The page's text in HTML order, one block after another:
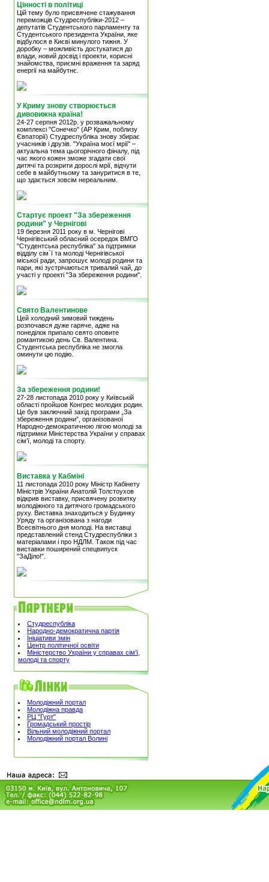
Цінності в політиці
Цій тему було присвячене стажування
переможців Студреспубліки-2012 –
депутатів Студентського парламенту та
Студентського президента України, яке
відбулося в Києві минулого тижня. У
доробку – можливість достукатися до
влади, новий досвід і проекти, корисні
знайомства, приємні враження та заряд
енергії на майбутнє.
У Криму знову створюється
дивовижна країна!
24-27 серпня 2012р. у розважальному
комплексі "Сонечко" (АР Крим, поблизу
Євпаторії) Студреспубліка знову збирає
учасників і друзів. "Україна моєї мрії" –
актуальна тема цьогорічного фіналу, під
час якого кожен зможе згадати свої
дитячі та розкрити дорослі мрії, відчути
себе в майбутньому та зануритися в те,
що здається зовсім нереальним.
Стартує проект "За збереження
родини" у Чернігові
19 березня 2011 року в м. Чернігові
Чернігівський обласний осередок ВМГО
"Студентська республіка" за підтримки
відділу сім`ї та молоді Чернігівської
міської ради, запрошує молоді родини та
пари, які зустрічаються тривалий чай, до
участі у проекті "За збереження родини".
Свято Валентинове
Цей холодний зимовий тиждень
розпочався дуже гаряче, адже на
понеділок припало свято оповите
романтикою день Св. Валентина.
Студентська республіка не змогла
оминути цю подію.
За збереження родини!
27-28 листопада 2010 року у Київській
області пройшов Конгрес молодих родин.
Це був заключний захід програми „За
збереження родини”, організованої
Народно-демократичною лігою молоді за
підтримки Міністерства України у справах
сім’ї, молоді та спорту.
Виставка у Кабміні
11 листопада 2010 року Міністр Кабінету
Міністрів України Анатолій Толстоухов
відкрив виставку, присвячену розвитку
молодіжного та дитячого громадського
руху. Виставка знаходиться у Будинку
Уряду та організована з нагоди
Всесвітнього дня молоді. На виставці
представлений стенд Студреспубліки з
матеріалами і про НДЛМ. Також під час
виставки поширений спецвипуск
"ЗаДіло!".
Студреспубліка
Народно-демократична партія
Ініціативи змін
Центр політичної освіти
Міністерство України у справах сім'ї,
молоді та спорту
Молодіжний портал
Молодіжна правда
РЦ "Гурт"
Громадський простір
Вільний молодіжний портал
Молодіжний портал Волині